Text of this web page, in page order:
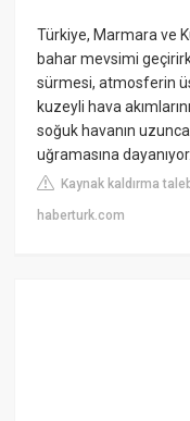
Türkiye, Marmara ve
bahar mevsimi
sürmesi, atmosferin
kuzeyli hava
soğuk havanın
uğramasına dayanıyor.
Kaynak kaldırma
haberturk.com